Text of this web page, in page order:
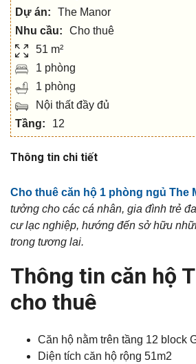
Dự án:
The Manor
Nhu cầu:
Cho thuê
51 m²
1 phòng
1 phòng
Nội thất đầy đủ
Tầng:
12
Thông tin chi tiết
Cho thuê căn hộ 1 phòng ngủ The
tưởng cho các cá nhân, gia đình trẻ
cư lạc nghiệp, hướng đến sở hữu
trong tương lai.
Thông tin căn hộ
cho thuê
Căn hộ nằm trên tầng 12 block
Diện tích căn hộ rộng 51m2